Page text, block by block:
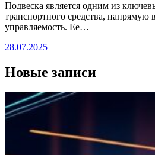
Подвеска является одним из
транспортного средства,
управляемость. Ее…
28.07.2025
Новые записи